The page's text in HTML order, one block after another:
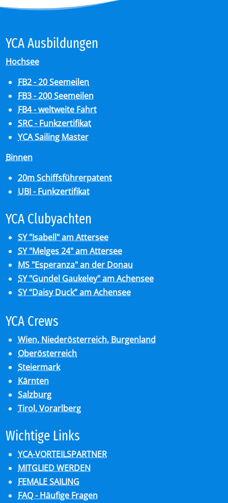
YCA Aus­bil­dun­gen
Hochsee
FB2 - 20 Seemeilen
FB3 - 200 Seemeilen
FB4 - weltweite Fahrt
SRC - Funkzertifikat
YCA Sailing Master
Binnen
20m Schiffsführerpatent
UBI - Funkzertifikat
YCA Club­y­ach­ten
SY "Isabell" am Attersee
SY "Melges 24" am Attersee
MS "Esperanza" an der Donau
SY "Gundel Gaukeley" am Achensee
SY “Daisy Duck” am Achensee
YCA Crews
Wien, Niederösterreich, Burgenland
Oberösterreich
Steiermark
Kärnten
Salzburg
Tirol, Vorarlberg
Wich­ti­ge Links
YCA-VORTEILSPARTNER
MITGLIED WERDEN
FEMALE SAILING
FAQ - Häufige Fragen